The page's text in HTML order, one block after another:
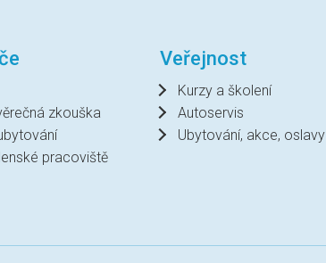
zkouška
pracoviště
Veřejnost
Kurzy a školení
Autoservis
Ubytování, akce, oslavy